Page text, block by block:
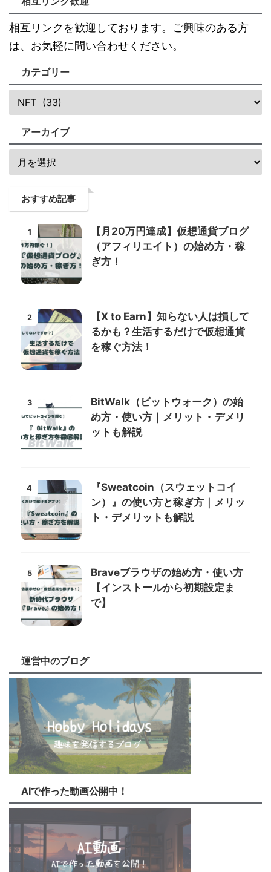
相互リンクを歓迎しております。ご興味のある方
は、お気軽に問い合わせください。
カテゴリー
アーカイブ
おすすめ記事
1
【月20万円達成】仮想通貨ブログ
（アフィリエイト）の始め方・稼
ぎ方！
2
【X to Earn】知らない人は損して
るかも？生活するだけで仮想通貨
を稼ぐ方法！
3
BitWalk（ビットウォーク）の始
め方・使い方｜メリット・デメリ
ットも解説
4
『Sweatcoin（スウェットコイ
ン）』の使い方と稼ぎ方｜メリッ
ト・デメリットも解説
5
Braveブラウザの始め方・使い方
【インストールから初期設定ま
で】
運営中のブログ
AIで作った動画公開中！